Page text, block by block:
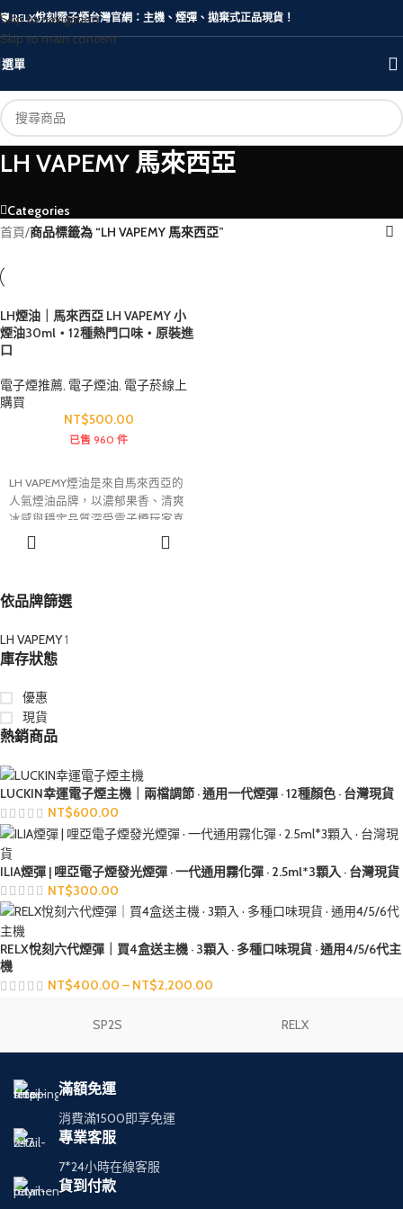
Skip to navigation
Skip to main content
🛡️ RELX悅刻電子煙台灣官網：主機、煙彈、拋棄式正品現貨！
選單
LH VAPEMY 馬來西亞
Categories
依品牌篩選
LH VAPEMY1
庫存狀態
優惠
現貨
熱銷商品
LUCKIN幸運電子煙主機｜兩檔調節 · 通用一代煙彈 · 12種顏色 · 台灣現貨
NT$600.00
ILIA煙彈 | 哩亞電子煙發光煙彈 · 一代通用霧化彈 · 2.5ml*3顆入 · 台灣現貨
NT$300.00
RELX悅刻六代煙彈｜買4盒送主機 · 3顆入 · 多種口味現貨 · 通用4/5/6代主
機
NT$400.00 – NT$2,200.00
首頁/商品標籤為 “LH VAPEMY 馬來西亞”
LH煙油｜馬來西亞 LH VAPEMY 小
煙油30ml・12種熱門口味・原裝進
口
電子煙推薦, 電子煙油, 電子菸線上
購買
NT$500.00
已售 960 件
LH VAPEMY煙油是來自馬來西亞的
人氣煙油品牌，以濃郁果香、清爽
冰感與穩定品質深受電子煙玩家喜
愛。30ml容量設計搭配12種熱門口
的需求，是許多電子煙愛好者長期
回購的熱門選擇。
SP2S RELX
滿額免運
消費滿1500即享免運
專業客服
7*24小時在線客服
貨到付款